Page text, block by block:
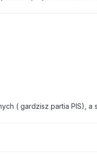
( gardzisz partia PIS), a